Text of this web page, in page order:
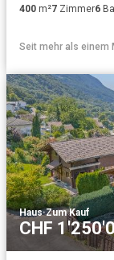
400 m²7 Zimmer6
Seit mehr als einem
Haus·Zum Kauf
CHF